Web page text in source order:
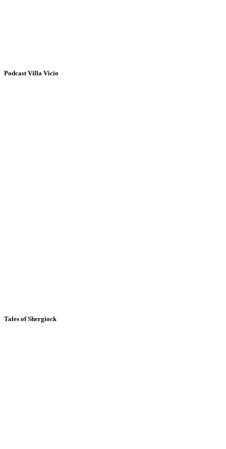
Podcast Villa Vicio
Tales of Shergiock